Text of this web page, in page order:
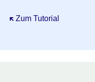
Zum Tutorial
Öffnet sich in einem